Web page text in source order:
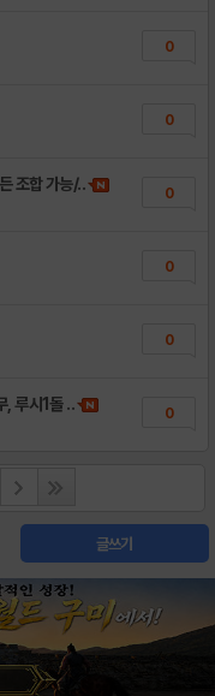
0
0
조합 가능/.. 0
0
0
, 루시1돌 .. 0
글쓰기